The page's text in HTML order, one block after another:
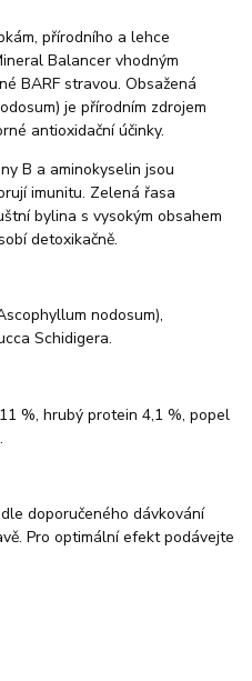
přírodního a lehce
Balancer vhodným
BARF stravou. Obsažená
je přírodním zdrojem
antioxidační účinky.
B a aminokyselin jsou
imunitu. Zelená řasa
bylina s vysokým obsahem
detoxikačně.
nodosum),
Schidigera.
%, hrubý protein 4,1 %, popel
doporučeného dávkování
Pro optimální efekt podávejte